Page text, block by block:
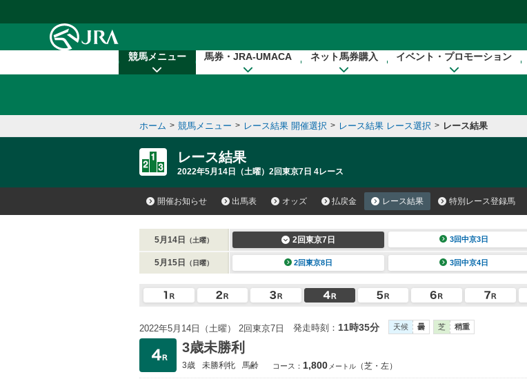
競馬メニュー 馬券・JRA-UMACA ネット馬券購入 イベント・プロモーション
ホーム > 競馬メニュー > レース結果 開催選択 > レース結果 レース選択 > レース結果
レース結果
2022年5月14日（土曜）2回東京7日 4レース
開催お知らせ 出馬表 オッズ 払戻金 レース結果 特別レース登録馬
5月14日 （土曜） 2回東京7日 3回中京3日
5月15日 （日曜） 2回東京8日 3回中京4日
2022年5月14日（土曜） 2回東京7日 発走時刻： 11時35分 天候 曇 芝 稍重
3歳未勝利
3歳 未勝利牝 馬齢 コース： 1,800 メートル （芝・左）